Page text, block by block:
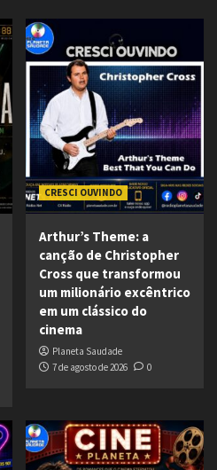
CRESCI OUVINDO
Arthur’s Theme: a
canção de Christopher
Cross que transformou
um milionário excêntrico
em um clássico do
cinema
Planeta Saudade
7 de agosto de 2026
0